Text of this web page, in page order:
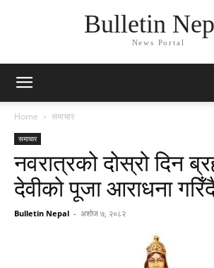
Bulletin
News Portal
Home समाचार
समाचार
नवरात्रको दोस्रो दिन
देवीको पूजा आराधना
Bulletin Nepal - अशोज ७, २०८२